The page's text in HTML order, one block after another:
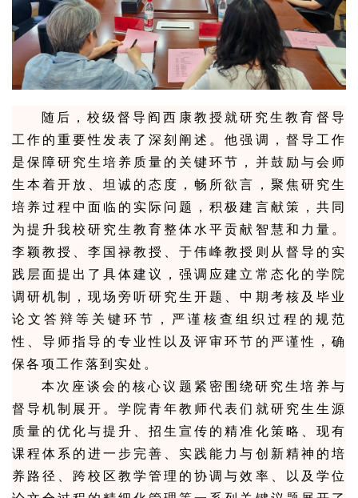
随后，校级督导阎西康教授就研究生教育督导
工作的重要性发表了深刻阐述。他强调，督导工作
是保障研究生培养质量的关键环节，并鼓励与会师
生本着开放、坦诚的态度，畅所欲言，聚焦研究生
培养过程中面临的实际问题，积极建言献策，共同
为提升我校研究生教育整体水平贡献智慧和力量。
李颖教授、李国禄教授、于伟峰教授则从督导的实
践层面提出了具体建议，强调应建立常态化的学院
调研机制，现场旁听研究生开题、中期考核及毕业
论文答辩等关键环节，严谨核查组织过程的规范
性、导师指导的专业性以及评审环节的严谨性，确
保各项工作落到实处。
本次座谈会的核心议题紧密围绕研究生培养与
督导机制展开。学院青年教师代表们就研究生生源
质量的优化与提升、招生宣传的精准化策略、现有
课程体系的进一步完善、实践能力与创新精神的培
养路径、跨校区教学管理的协调与效率、以及学位